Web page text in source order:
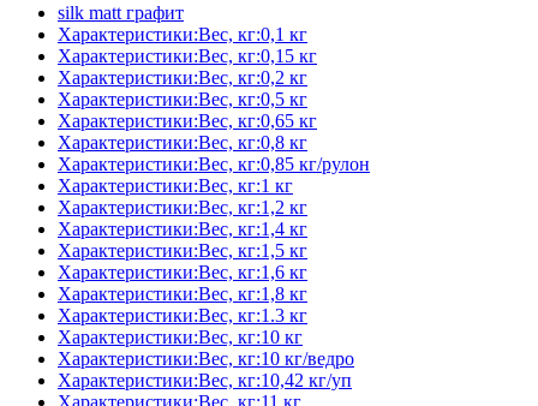
silk matt графит
Характеристики:Вес, кг:0,1 кг
Характеристики:Вес, кг:0,15 кг
Характеристики:Вес, кг:0,2 кг
Характеристики:Вес, кг:0,5 кг
Характеристики:Вес, кг:0,65 кг
Характеристики:Вес, кг:0,8 кг
Характеристики:Вес, кг:0,85 кг/рулон
Характеристики:Вес, кг:1 кг
Характеристики:Вес, кг:1,2 кг
Характеристики:Вес, кг:1,4 кг
Характеристики:Вес, кг:1,5 кг
Характеристики:Вес, кг:1,6 кг
Характеристики:Вес, кг:1,8 кг
Характеристики:Вес, кг:1.3 кг
Характеристики:Вес, кг:10 кг
Характеристики:Вес, кг:10 кг/ведро
Характеристики:Вес, кг:10,42 кг/уп
Характеристики:Вес, кг:11 кг